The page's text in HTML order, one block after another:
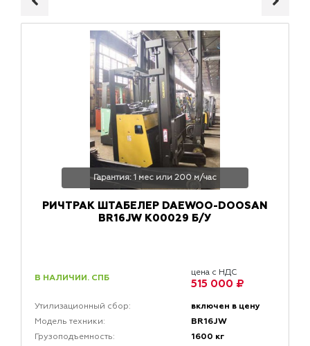
Гарантия: 1 мес или 200 м/час
РИЧТРАК ШТАБЕЛЕР DAEWOO-DOOSAN
BR16JW K00029 Б/У
В НАЛИЧИИ. СПБ
цена с НДС
515 000 ₽
Утилизационный сбор: включен в цену
Модель техники: BR16JW
Грузоподъемность: 1600 кг